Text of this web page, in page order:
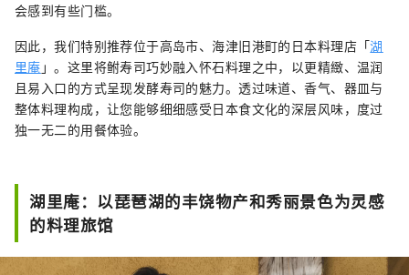
会感到有些门槛。
因此，我们特别推荐位于高岛市、海津旧港町的日本料理店「湖
里庵 」。这里将鲋寿司巧妙融入怀石料理之中，以更精緻、温润
且易入口的方式呈现发酵寿司的魅力。透过味道、香气、器皿与
整体料理构成，让您能够细细感受日本食文化的深层风味，度过
独一无二的用餐体验。
湖里庵：以琵琶湖的丰饶物产和秀丽景色为灵感
的料理旅馆